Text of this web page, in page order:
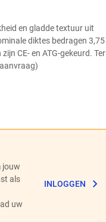
en gladde textuur uit
diktes bedragen 3,75
CE- en ATG-gekeurd. Ter
jouw
als
uw
INLOGGEN